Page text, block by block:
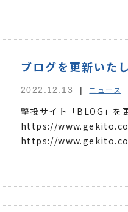
ブログを更新いた
2022.12.13 ニュース
撃投サイト「BLOG」を
https://
https://